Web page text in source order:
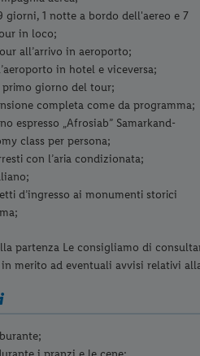
1 notte a bordo dell'aereo e 7
in loco;
all’arrivo in aeroporto;
in hotel e viceversa;
primo giorno del tour;
completa come da programma;
espresso „Afrosiab” Samarkand-
class per persona;
con l’aria condizionata;
d’ingresso ai monumenti storici
partenza Le consigliamo di
merito ad eventuali avvisi relativi